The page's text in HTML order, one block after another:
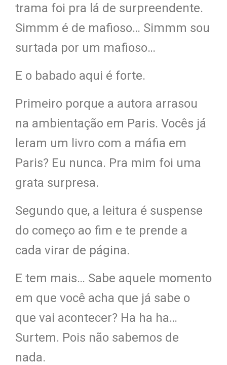
trama foi pra lá de surpreendente.
Simmm é de mafioso… Simmm sou
surtada por um mafioso…
E o babado aqui é forte.
Primeiro porque a autora arrasou
na ambientação em Paris. Vocês já
leram um livro com a máfia em
Paris? Eu nunca. Pra mim foi uma
grata surpresa.
Segundo que, a leitura é suspense
do começo ao fim e te prende a
cada virar de página.
E tem mais… Sabe aquele momento
em que você acha que já sabe o
que vai acontecer? Ha ha ha…
Surtem. Pois não sabemos de
nada.